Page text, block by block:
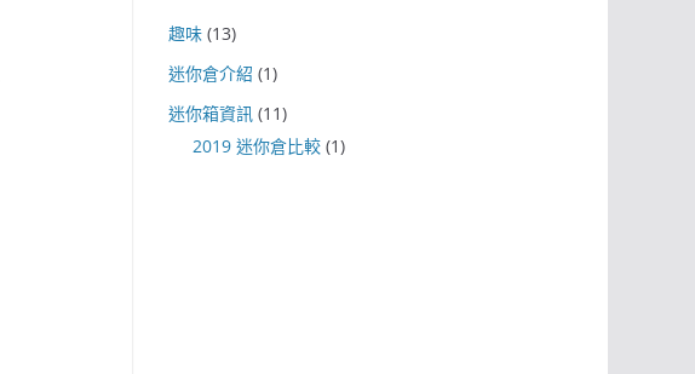
趣味 (13)
迷你倉介紹 (1)
迷你箱資訊 (11)
2019 迷你倉比較 (1)